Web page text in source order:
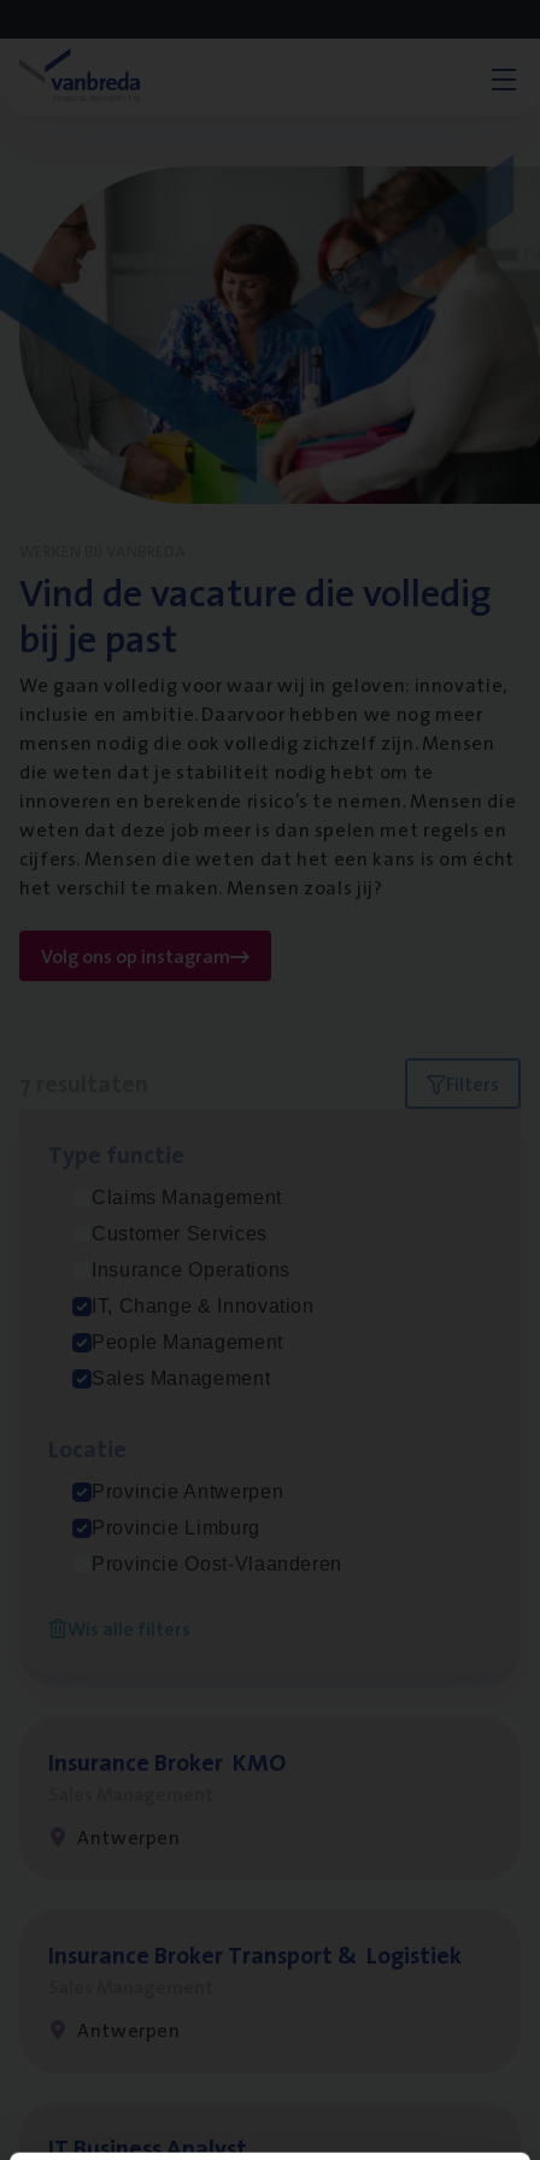
Vind de vacature die volledig
bij je past
We gaan volledig voor waar wij in geloven: innovatie,
inclusie en ambitie. Daarvoor hebben we nog meer
mensen nodig die ook volledig zichzelf zijn. Mensen
die weten dat je stabiliteit nodig hebt om te
innoveren en berekende risico’s te nemen. Mensen die
weten dat deze job meer is dan spelen met regels en
cijfers. Mensen die weten dat het een kans is om écht
het verschil te maken. Mensen zoals jij?
Volg ons op instagram
Filters
Claims Management
Customer Services
Insurance Operations
IT, Change & Innovation
People Management
Sales Management
Provincie Antwerpen
Provincie Limburg
Provincie Oost-Vlaanderen
Wis alle filters
(Agi­le)ITPro­ject Manager
IT, Change & Innovation
Antwerpen
Busi­ness Mana­ger Mari­ne Cargo
Cor­po­ra­te Insu­ran­ce Bro­ker Property
Antwerpen
Insu­ran­ce Bro­ker KMO
Antwerpen
Insu­ran­ce Bro­ker Trans­port& Logistiek
Antwerpen
ITBusi­ness Analyst